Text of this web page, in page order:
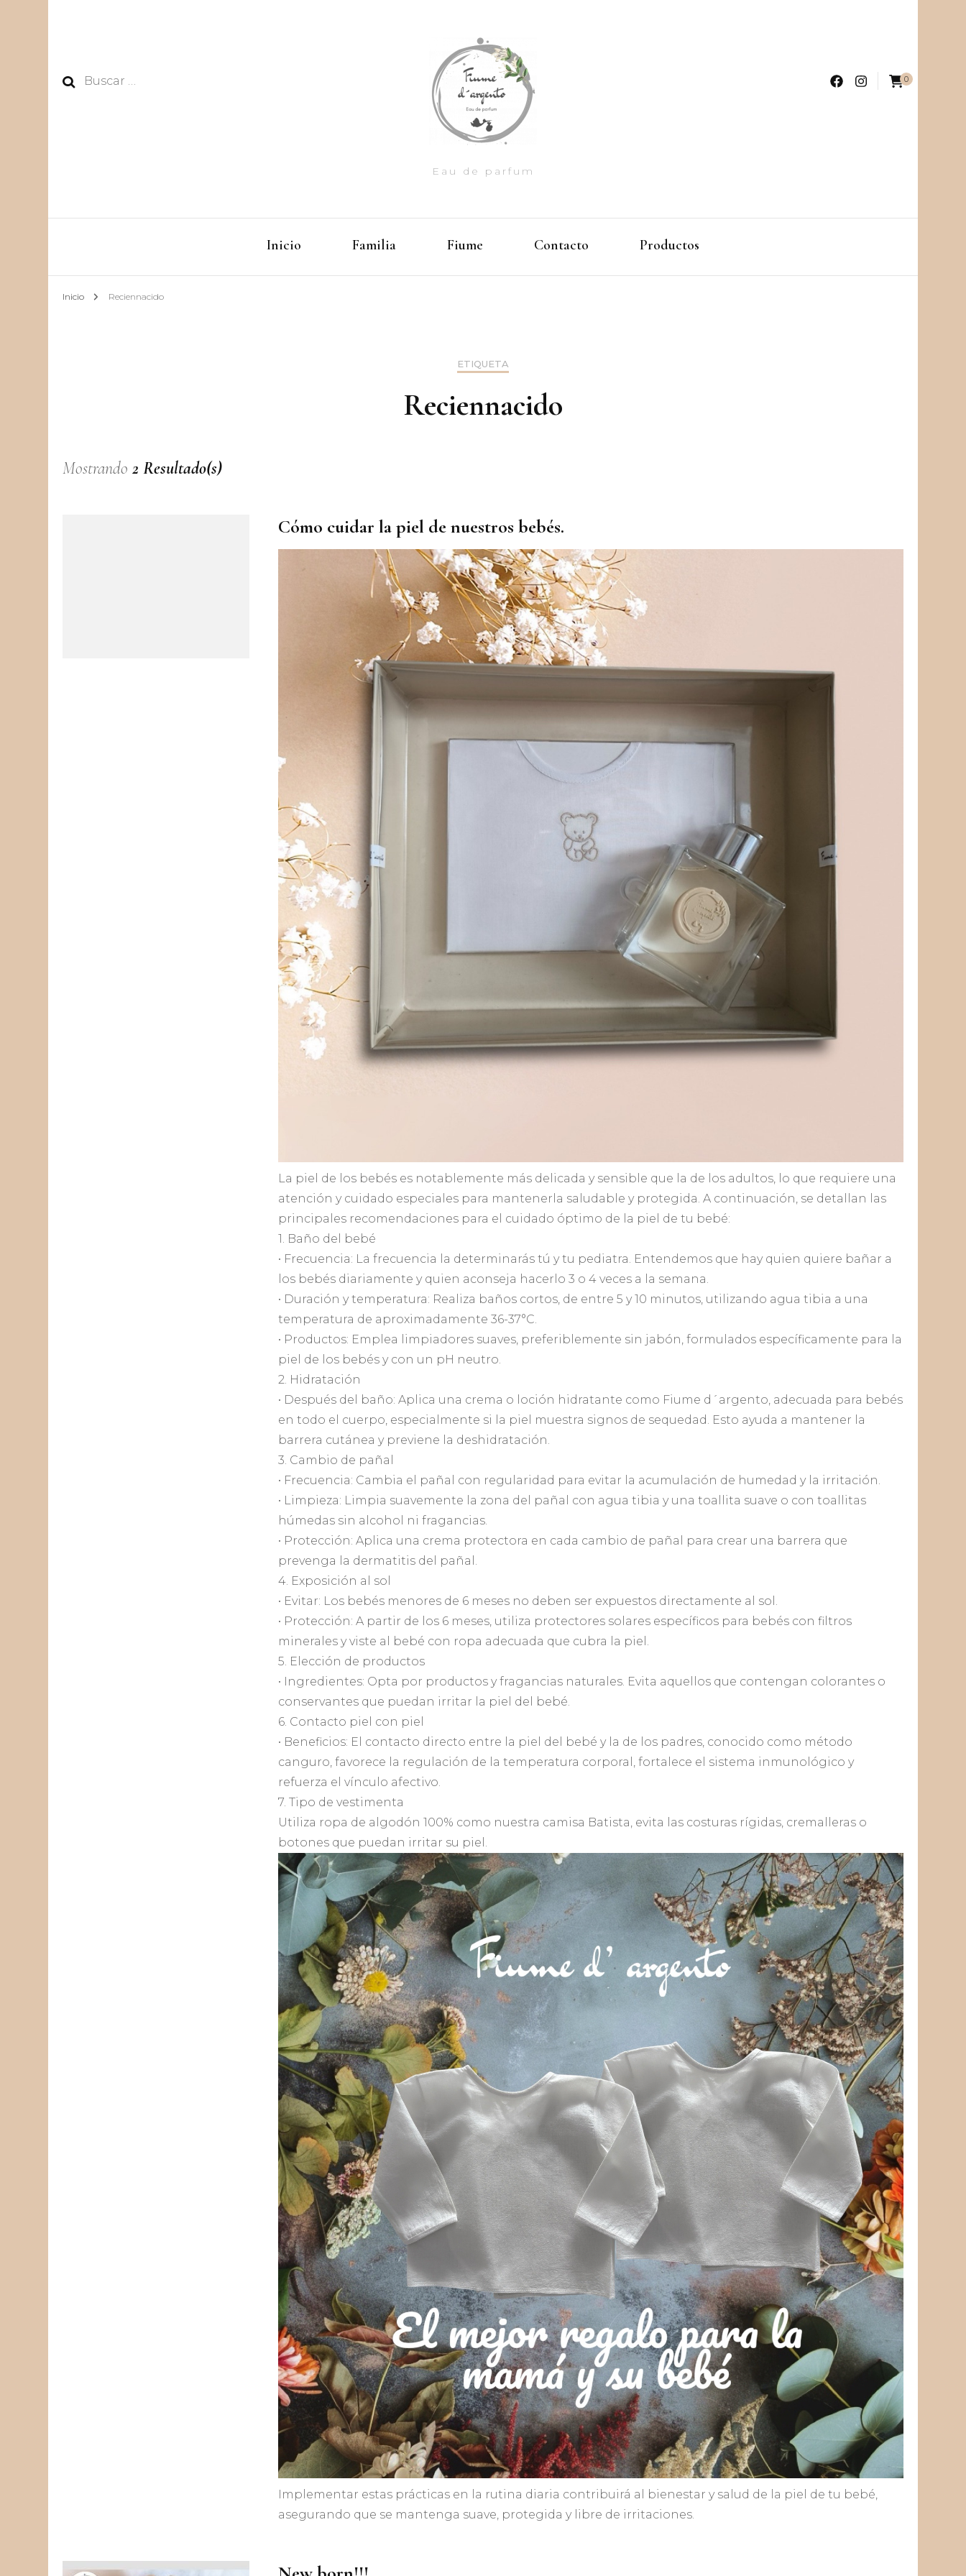
Buscar:
Eau de parfum
0
Inicio Familia Fiume Contacto Productos
Inicio Reciennacido
ETIQUETA
Reciennacido
Mostrando 2 Resultado(s)
Cómo cuidar la piel de nuestros bebés.
La piel de los bebés es notablemente más delicada y sensible que la de los adultos, lo que requiere una
atención y cuidado especiales para mantenerla saludable y protegida. A continuación, se detallan las
principales recomendaciones para el cuidado óptimo de la piel de tu bebé:
1. Baño del bebé
• Frecuencia: La frecuencia la determinarás tú y tu pediatra. Entendemos que hay quien quiere bañar a
los bebés diariamente y quien aconseja hacerlo 3 o 4 veces a la semana.
• Duración y temperatura: Realiza baños cortos, de entre 5 y 10 minutos, utilizando agua tibia a una
temperatura de aproximadamente 36-37°C.
• Productos: Emplea limpiadores suaves, preferiblemente sin jabón, formulados específicamente para la
piel de los bebés y con un pH neutro.
2. Hidratación
• Después del baño: Aplica una crema o loción hidratante como Fiume d´argento, adecuada para bebés
en todo el cuerpo, especialmente si la piel muestra signos de sequedad. Esto ayuda a mantener la
barrera cutánea y previene la deshidratación.
3. Cambio de pañal
• Frecuencia: Cambia el pañal con regularidad para evitar la acumulación de humedad y la irritación.
• Limpieza: Limpia suavemente la zona del pañal con agua tibia y una toallita suave o con toallitas
húmedas sin alcohol ni fragancias.
• Protección: Aplica una crema protectora en cada cambio de pañal para crear una barrera que
prevenga la dermatitis del pañal.
4. Exposición al sol
• Evitar: Los bebés menores de 6 meses no deben ser expuestos directamente al sol.
• Protección: A partir de los 6 meses, utiliza protectores solares específicos para bebés con filtros
minerales y viste al bebé con ropa adecuada que cubra la piel.
5. Elección de productos
• Ingredientes: Opta por productos y fragancias naturales. Evita aquellos que contengan colorantes o
conservantes que puedan irritar la piel del bebé.
6. Contacto piel con piel
• Beneficios: El contacto directo entre la piel del bebé y la de los padres, conocido como método
canguro, favorece la regulación de la temperatura corporal, fortalece el sistema inmunológico y
refuerza el vínculo afectivo.
7. Tipo de vestimenta
Utiliza ropa de algodón 100% como nuestra camisa Batista, evita las costuras rígidas, cremalleras o
botones que puedan irritar su piel.
Implementar estas prácticas en la rutina diaria contribuirá al bienestar y salud de la piel de tu bebé,
asegurando que se mantenga suave, protegida y libre de irritaciones.